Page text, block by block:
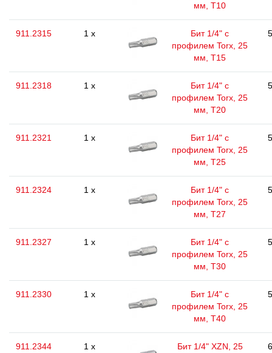
мм, Т10
911.2315 1 x
Бит 1/4" с
профилем Torx, 25
мм, Т15
911.2318 1 x
Бит 1/4" с
профилем Torx, 25
мм, Т20
911.2321 1 x
Бит 1/4" с
профилем Torx, 25
мм, Т25
911.2324 1 x
Бит 1/4" с
профилем Torx, 25
мм, Т27
911.2327 1 x
Бит 1/4" с
профилем Torx, 25
мм, Т30
911.2330 1 x
Бит 1/4" с
профилем Torx, 25
мм, Т40
911.2344 1 x Бит 1/4" XZN, 25